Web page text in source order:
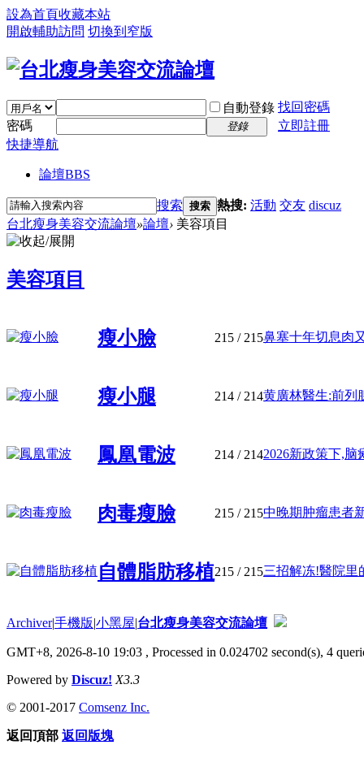
設為首頁收藏本站
開啟輔助訪問 切換到窄版
自動登錄 找回密碼
密碼
登錄
立即註冊
快捷導航
論壇BBS
搜索 搜索 熱搜: 活動 交友 discuz
台北瘦身美容交流論壇»論壇› 美容項目
美容項目
瘦小臉 215 / 215鼻塞十年切息肉
瘦小腿 214 / 214黄廣林醫生:前列
鳳凰電波 214 / 2142026新政策下,脑
肉毒瘦臉 215 / 215中晚期肿瘤患者
自體脂肪移植215 / 215三招解冻!醫院里
Archiver|手機版|小黑屋|台北瘦身美容交流論壇
GMT+8, 2026-8-10 19:03 , Processed in 0.024702 second(s), 4
Powered by Discuz! X3.3
© 2001-2017 Comsenz Inc.
返回頂部 返回版塊